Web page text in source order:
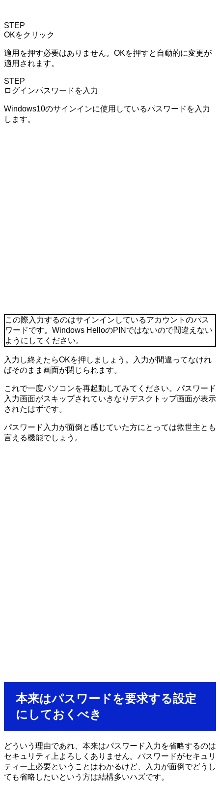
STEP
OKをクリック
適用 を押す必要はありません。 OKを押すと自動的に変更が
適用されます。
STEP
ログインパスワードを入力
Windows10のサインインに使用しているパスワードを入力
します。
この際入力するのはサインインしているアカウントのパス
ワードです。Windows HelloのPINではないので間違えない
ようにしてください。
入力し終えたらOKを押しましょう。入力が間違ってなけれ
ばそのまま画面が閉じられます。
これで一度パソコンを再起動してみてください。パスワード
入力画面がスキップされていきなりデスクトップ画面が表示
されたはずです。
パスワード入力が面倒と感じていた方にとっては救世主とも
言える機能でしょう。
本来はパスワードを要求する設定
にしておくべき
どういう理由であれ、本来はパスワード入力を省略するのは
セキュリティ上よろしくありません。パスワードがセキュリ
ティー上必要ということはわかるけど、入力が面倒でどうし
ても省略したいという方は結構多いハズです。